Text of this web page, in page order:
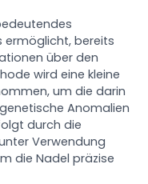
ermöglicht, bereits
über den
wird eine kleine
um die darin
Anomalien
durch die
Verwendung
die Nadel präzise